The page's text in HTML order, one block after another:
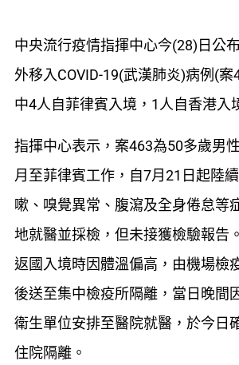
中央流行疫情指揮中心今(28)日公
外移入COVID-19(武漢肺炎)病例(
中4人自菲律賓入境，1人自香港入
指揮中心表示，案463為50多歲男
月至菲律賓工作，自7月21日起陸
嗽、嗅覺異常、腹瀉及全身倦怠等
地就醫並採檢，但未接獲檢驗報告
返國入境時因體溫偏高，由機場檢
後送至集中檢疫所隔離，當日晚間
衛生單位安排至醫院就醫，於今日
住院隔離。